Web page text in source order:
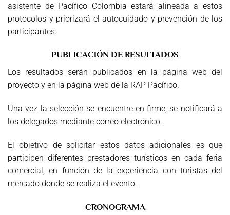
asistente de Pacífico Colombia estará alineada a estos
protocolos y priorizará el autocuidado y prevención de los
participantes.
PUBLICACIÓN DE RESULTADOS
Los resultados serán publicados en la página web del
proyecto y en la página web de la RAP Pacífico.
Una vez la selección se encuentre en firme, se notificará a
los delegados mediante correo electrónico.
El objetivo de solicitar estos datos adicionales es que
participen diferentes prestadores turísticos en cada feria
comercial, en función de la experiencia con turistas del
mercado donde se realiza el evento.
CRONOGRAMA